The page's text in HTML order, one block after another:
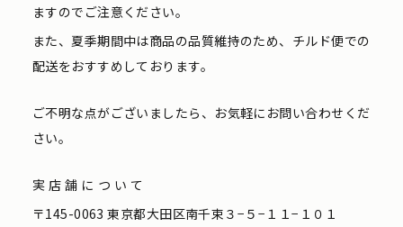
ますのでご注意ください。
また、夏季期間中は商品の品質維持のため、チルド便での
配送をおすすめしております。
ご不明な点がございましたら、お気軽にお問い合わせくだ
さい。
実店舗について
〒145-0063 東京都大田区南千束３−５−１１−１０１